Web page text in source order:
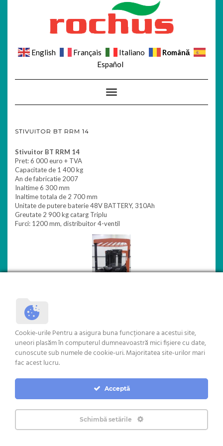
English Français Italiano
Română
Español
Toggle Navigation
STIVUITOR BT RRM 14
Stivuitor BT RRM 14
Pret: 6 000 euro + TVA
Capacitate de 1 400 kg
An de fabricatie 2007
Inaltime 6 300 mm
Inaltime totala de 2 700 mm
Unitate de putere baterie 48V BATTERY, 310Ah
Greutate 2 900 kg catarg Triplu
Furci: 1200 mm, distribuitor 4-ventil
Cookie-urile Pentru a asigura buna funcționare a acestui site,
uneori plasăm în computerul dumneavoastră mici fișiere cu date,
cunoscute sub numele de cookie-uri. Majoritatea site-urilor mari
fac acest lucru.
Acceptă
Schimbă setările